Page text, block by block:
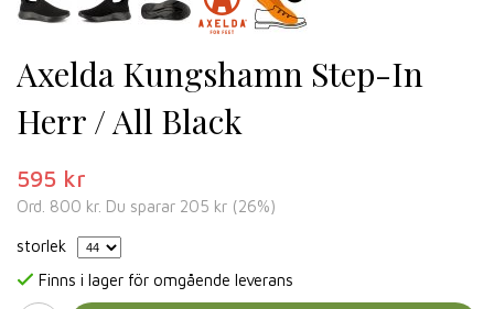
Axelda Kungshamn Step-In
Herr / All Black
595 kr
Ord. 800 kr. Du sparar 205 kr (26%)
storlek
Finns i lager för omgående leverans